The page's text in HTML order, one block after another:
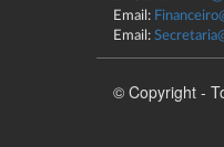
Email:
Email:
© Copyright -